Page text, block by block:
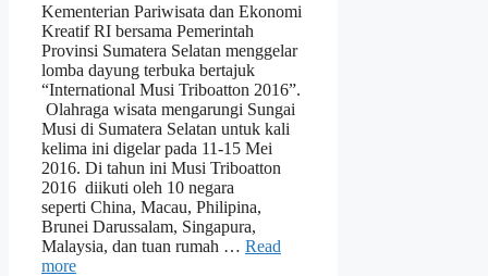
Kementerian Pariwisata dan Ekonomi
Kreatif RI bersama Pemerintah
Provinsi Sumatera Selatan menggelar
lomba dayung terbuka bertajuk
“International Musi Triboatton 2016”.
Olahraga wisata mengarungi Sungai
Musi di Sumatera Selatan untuk kali
kelima ini digelar pada 11-15 Mei
2016. Di tahun ini Musi Triboatton
2016 diikuti oleh 10 negara
seperti China, Macau, Philipina,
Brunei Darussalam, Singapura,
Malaysia, dan tuan rumah … Read
more